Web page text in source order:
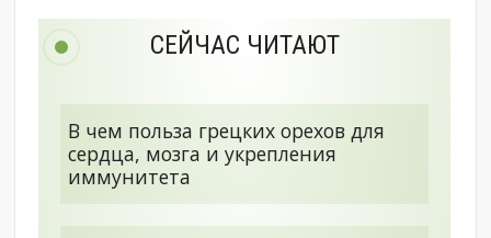
СЕЙЧАС ЧИТАЮТ
В чем польза грецких орехов для
сердца, мозга и укрепления
иммунитета